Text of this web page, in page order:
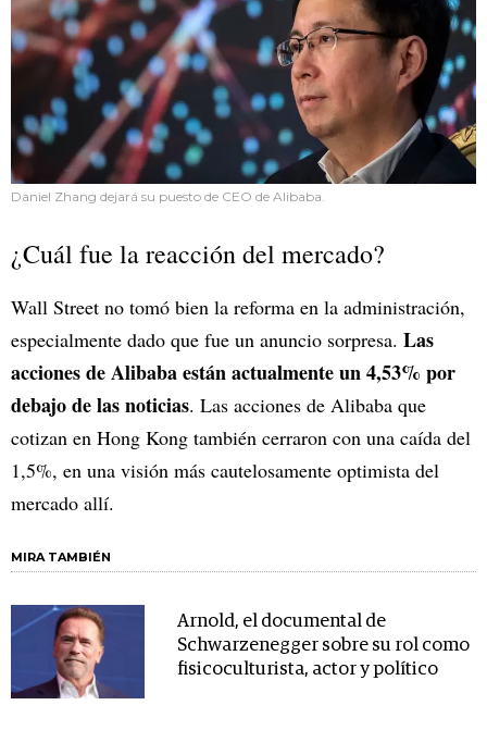
Daniel Zhang dejará su puesto de CEO de Alibaba.
¿Cuál fue la reacción del mercado?
Wall Street no tomó bien la reforma en la administración,
especialmente dado que fue un anuncio sorpresa. Las
acciones de Alibaba están actualmente un 4,53% por
debajo de las noticias. Las acciones de Alibaba que
cotizan en Hong Kong también cerraron con una caída del
1,5%, en una visión más cautelosamente optimista del
mercado allí.
MIRA TAMBIÉN
Arnold, el documental de
Schwarzenegger sobre su rol como
fisicoculturista, actor y político